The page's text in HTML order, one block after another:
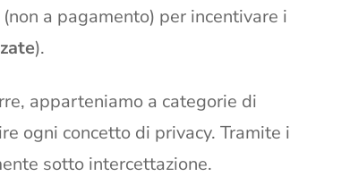
(non a pagamento) per incentivare i
).
apparteniamo a categorie di
ogni concetto di privacy. Tramite i
sotto intercettazione.